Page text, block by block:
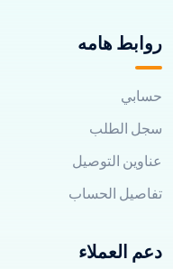
روابط هامه
حسابي
سجل الطلب
عناوين التوصيل
تفاصيل الحساب
دعم العملاء